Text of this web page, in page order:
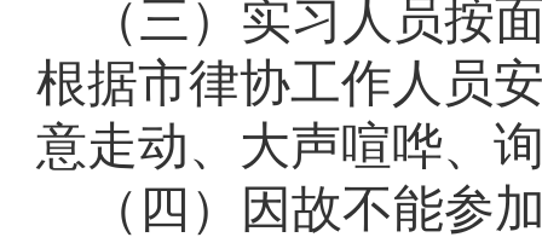
（三 ） 实习人员按
根据市律协工作人员
意走动、大声喧哗、
（ 四 ）
因故不能参